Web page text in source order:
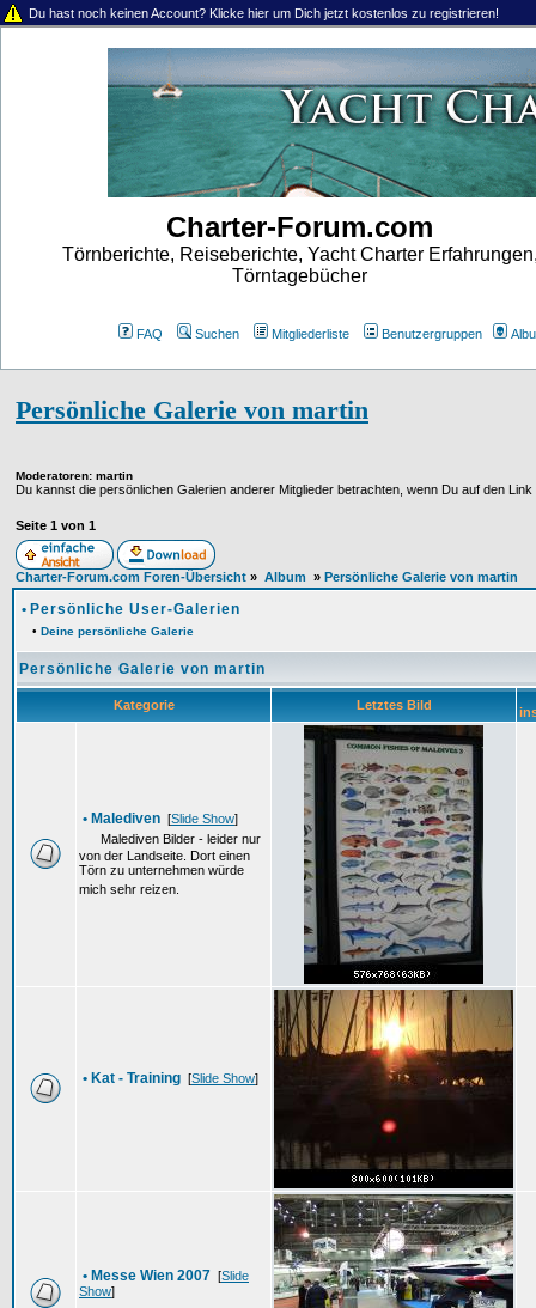
Du hast noch keinen Account? Klicke hier um Dich jetzt kostenlos zu registrieren!
Charter-Forum.com
Törnberichte, Reiseberichte, Yacht Charter
Törntagebücher
FAQ Suchen Mitgliederliste Benutzergruppen
Persönliche Galerie von martin
Moderatoren: martin
Du kannst die persönlichen Galerien anderer Mitglieder betrachten, wenn Du auf den
Seite 1 von 1
Charter-Forum.com Foren-Übersicht » Album » Persönliche Galerie von martin
• Persönliche User-Galerien
• Deine persönliche Galerie
Persönliche Galerie von martin
Kategorie Letztes Bild
• Malediven [Slide Show]
Malediven Bilder - leider nur
von der Landseite. Dort einen
Törn zu unternehmen würde
mich sehr reizen.
• Kat - Training [Slide Show]
• Messe Wien 2007 [Slide
Show]